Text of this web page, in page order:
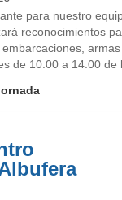
para nuestro
reconocimientos
de 10:00 a 14:00 de